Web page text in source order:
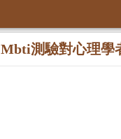
Mbti測驗對心理學